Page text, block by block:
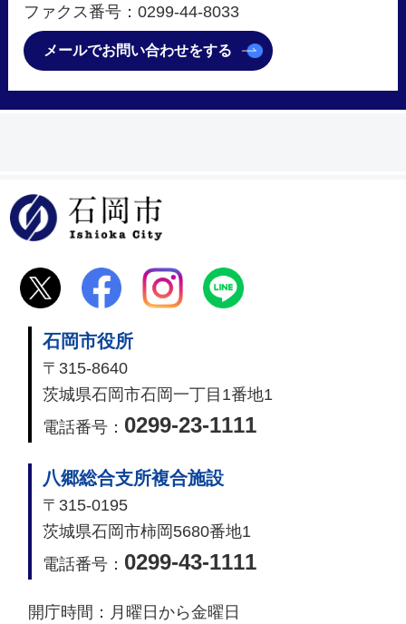
ファクス番号：0299-44-8033
メールでお問い合わせをする
石岡市役所
〒315-8640
茨城県石岡市石岡一丁目1番地1
電話番号： 0299-23-1111
八郷総合支所複合施設
〒315-0195
茨城県石岡市柿岡5680番地1
電話番号： 0299-43-1111
開庁時間： 月曜日から金曜日